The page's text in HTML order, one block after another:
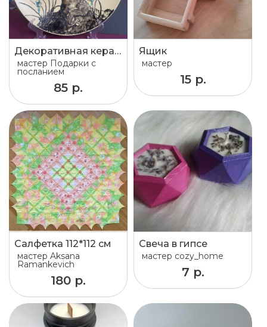
Декоративная керамическая тарелка "Безмятежность"
мастер Подарки с
посланием
85 р.
Ящик
мастер
15 р.
Салфетка 112*112 см
мастер Aksana
Ramankevich
180 р.
Свеча в гипсе
мастер cozy_home
7 р.